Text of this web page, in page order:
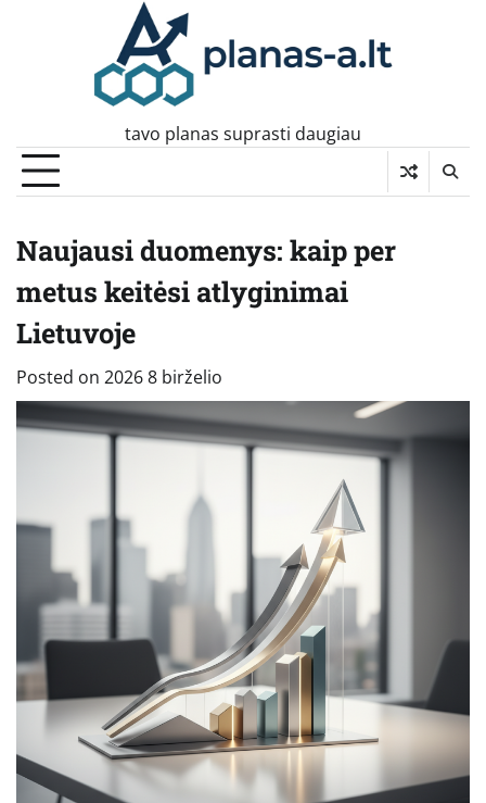
tavo planas suprasti daugiau
Naujausi duomenys: kaip per
metus keitėsi atlyginimai
Lietuvoje
Posted on 2026 8 birželio